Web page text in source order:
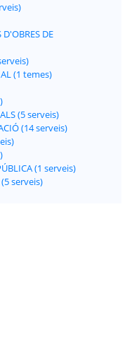
DE
(1 temes)
(5 serveis)
(14 serveis)
(1 serveis)
(5 serveis)